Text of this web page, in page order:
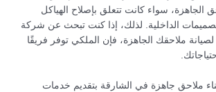
الجاهزة، سواء كانت تتعلق بإصلاح الهياكل
الداخلية. لذلك، إذا كنت تبحث عن شركة
ملاحقك الجاهزة، فإن الملكي توفر فريقًا
ملاحق جاهزة في الشارقة بتقديم خدمات